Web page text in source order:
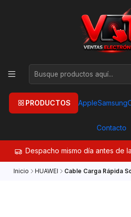
PRODUCTOS AppleSamsung
Contacto
Despacho mismo día antes de
Inicio HUAWEI Cable Carga Rápida